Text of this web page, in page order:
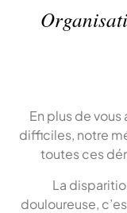
En plus de
difficiles, notre
toutes ces
La
douloureuse,